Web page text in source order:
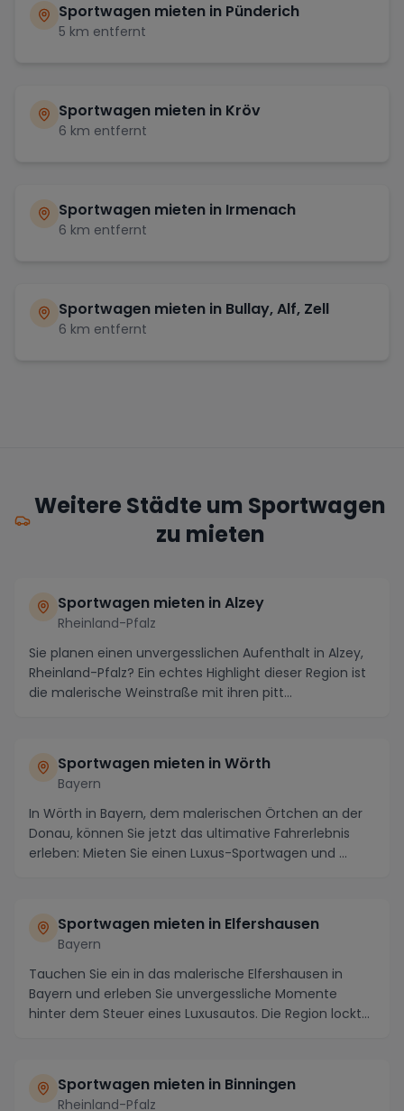
Sportwagen mieten in Pünderich
5 km entfernt
Sportwagen mieten in Kröv
6 km entfernt
Sportwagen mieten in Irmenach
6 km entfernt
Sportwagen mieten in Bullay, Alf, Zell
6 km entfernt
Weitere Städte um Sportwagen
zu mieten
Sportwagen mieten in Alzey
Rheinland-Pfalz
Sie planen einen unvergesslichen Aufenthalt in Alzey,
Rheinland-Pfalz? Ein echtes Highlight dieser Region ist
die malerische Weinstraße mit ihren pitt...
Sportwagen mieten in Wörth
Bayern
In Wörth in Bayern, dem malerischen Örtchen an der
Donau, können Sie jetzt das ultimative Fahrerlebnis
erleben: Mieten Sie einen Luxus-Sportwagen und ...
Sportwagen mieten in Elfershausen
Bayern
Tauchen Sie ein in das malerische Elfershausen in
Bayern und erleben Sie unvergessliche Momente
hinter dem Steuer eines Luxusautos. Die Region lockt
Sportwagen mieten in Binningen
Rheinland-Pfalz